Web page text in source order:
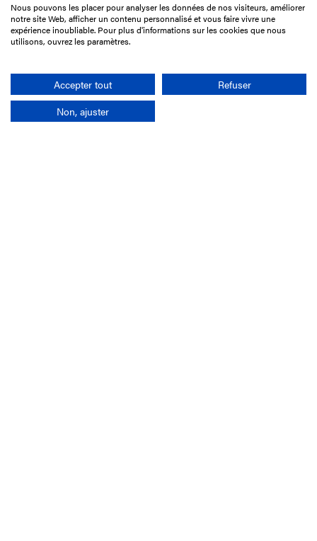
15 Boulevard de Douaumont
75017 Paris
01 49 10 20 29
Rechercher
Nous pouvons les placer pour analyser les données de nos visiteurs, améliorer
notre site Web, afficher un contenu personnalisé et vous faire vivre une
expérience inoubliable. Pour plus d'informations sur les cookies que nous
utilisons, ouvrez les paramètres.
Accepter tout
Refuser
Non, ajuster